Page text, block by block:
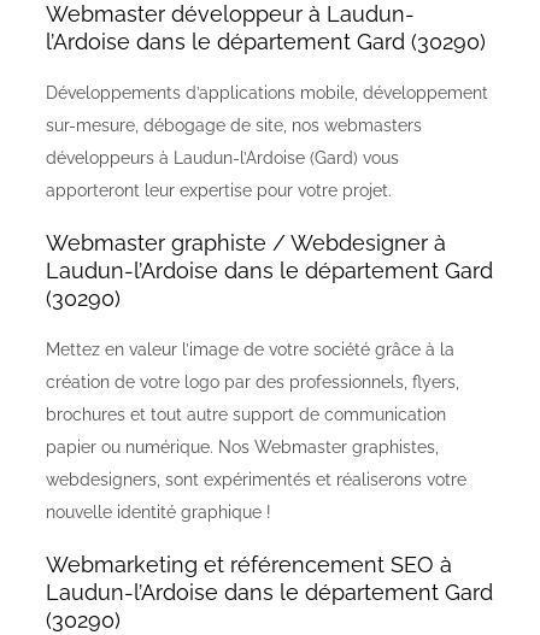
Webmaster développeur à Laudun-
l’Ardoise dans le département Gard (30290)
Développements d’applications mobile, développement
sur-mesure, débogage de site, nos webmasters
développeurs à Laudun-l’Ardoise (Gard) vous
apporteront leur expertise pour votre projet.
Webmaster graphiste / Webdesigner à
Laudun-l’Ardoise dans le département Gard
(30290)
Mettez en valeur l’image de votre société grâce à la
création de votre logo par des professionnels, flyers,
brochures et tout autre support de communication
papier ou numérique. Nos Webmaster graphistes,
webdesigners, sont expérimentés et réaliserons votre
nouvelle identité graphique !
Webmarketing et référencement SEO à
Laudun-l’Ardoise dans le département Gard
(30290)